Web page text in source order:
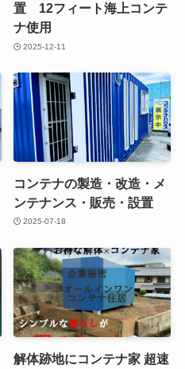
置 12フィート海上コンテ
ナ使用
2025-12-11
コンテナの製造・改造・メ
ンテナンス・販売・設置
2025-07-18
解体跡地にコンテナ家 超速